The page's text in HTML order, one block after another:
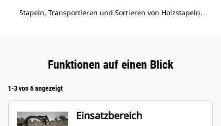
Stapeln, Transportieren und Sortieren von Holzstapeln.
Funktionen auf einen Blick
1-3 von 6 angezeigt
Einsatzbereich